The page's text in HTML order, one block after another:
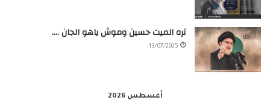
تره الميت حسين وموش ياهو الجان ….
13/07/2025
أغسطس 2026